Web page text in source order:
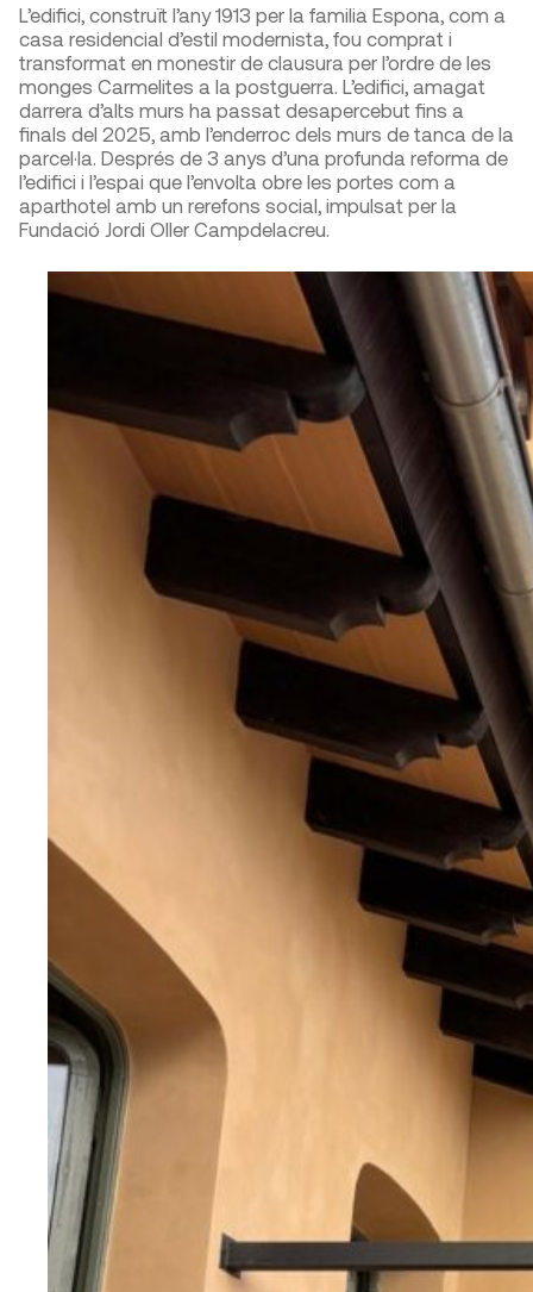
L’edifici, construït l’any 1913 per la familia Espona, com a
casa residencial d’estil modernista, fou comprat i
transformat en monestir de clausura per l’ordre de les
monges Carmelites a la postguerra. L’edifici, amagat
darrera d’alts murs ha passat desapercebut fins a
finals del 2025, amb l’enderroc dels murs de tanca de la
parcel·la. Després de 3 anys d’una profunda reforma de
l’edifici i l’espai que l’envolta obre les portes com a
aparthotel amb un rerefons social, impulsat per la
Fundació Jordi Oller Campdelacreu.